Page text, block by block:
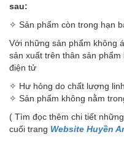
sau:
✧ Sản phẩm còn trong hạn
Với những sản phẩm không
sản xuất trên thân sản
điện tử
✧ Hư hỏng do chất lượng
✧ Sản phẩm không nằm
( Tìm đọc thêm chi tiết
cuối trang Website Huyền